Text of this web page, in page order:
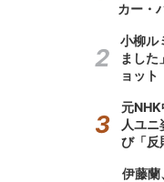
カー・
小柳ル
まし
ョッ
元
人ユ
び「反
伊藤蘭